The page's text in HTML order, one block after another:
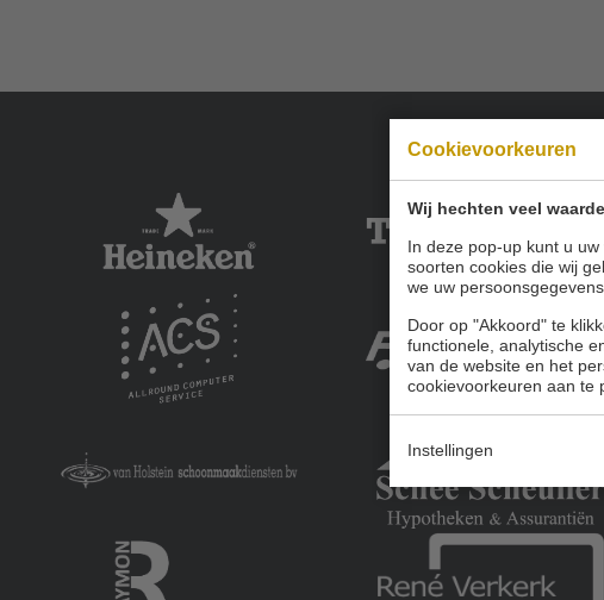
Cookievoorkeuren
Wij hechten veel
In deze pop-up kunt u
soorten cookies die wij
we uw
Door op "Akkoord" te
functionele, analytische
van de website en het
cookievoorkeuren aan te
Instellingen